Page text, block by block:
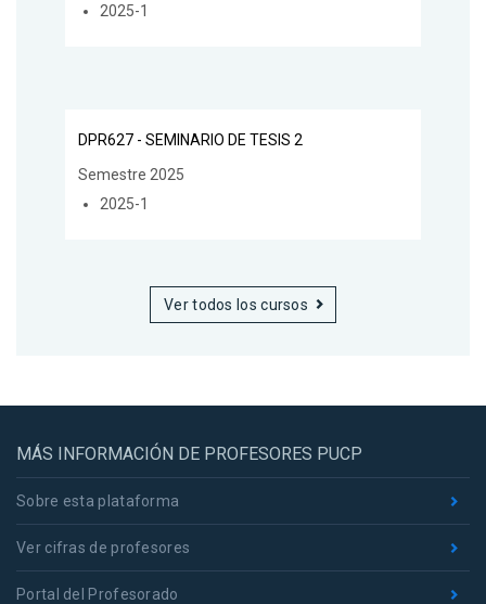
2025-1
DPR627 - SEMINARIO DE TESIS 2
Semestre 2025
2025-1
Ver todos los cursos
MÁS INFORMACIÓN DE PROFESORES PUCP
Sobre esta plataforma
Ver cifras de profesores
Portal del Profesorado